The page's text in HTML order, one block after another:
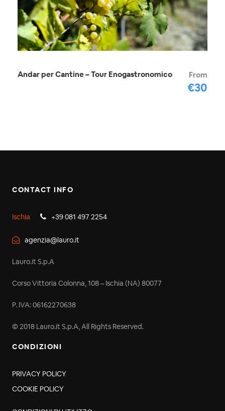
Andar per Cantine – Tour Enogastronomico From
€30
CONTACT INFO
Ischia +39 081 497 2254
agenzia@lauro.it
Lauro.it S.p.A
Corso Vittoria Colonna, 108 – Ischia (NA) 80077
P. IVA: 06162270638
© 2018 Lauro.it S.p.A, All Rights Reserved.
CONDIZIONI
PRIVACY POLICY
COOKIE POLICY